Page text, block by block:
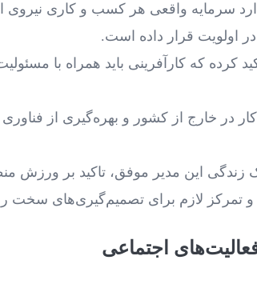
سرمایه واقعی هر کسب‌ و کاری نیروی
اولویت قرار داده است.
کرده که کارآفرینی باید همراه با
خارج از کشور و بهره‌گیری از فناوری و
زندگی این مدیر موفق، تاکید بر
لازم برای تصمیم‌گیری‌های سخت را
اجتماعی